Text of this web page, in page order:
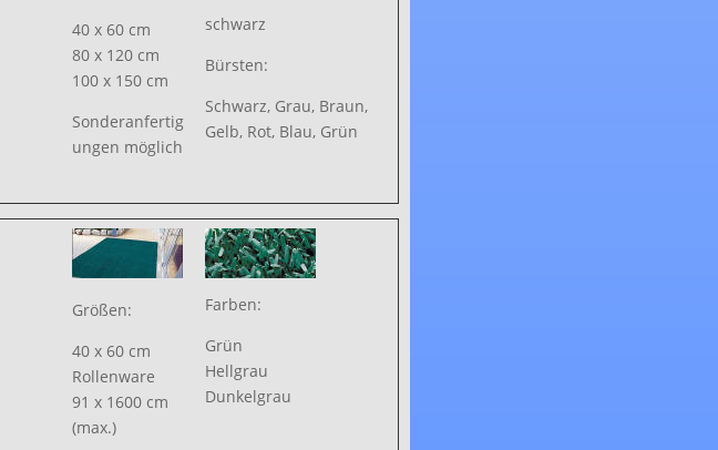
40 x 60 cm
80 x 120 cm
100 x 150 cm
Sonderanfertig
ungen möglich
schwarz
Bürsten:
Schwarz, Grau, Braun,
Gelb, Rot, Blau, Grün
Größen:
40 x 60 cm
Rollenware
91 x 1600 cm
(max.)
Farben:
Grün
Hellgrau
Dunkelgrau